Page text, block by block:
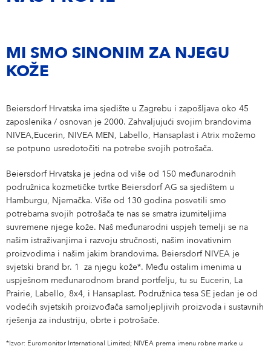
NIVEA MEN
Hansaplast
atrix
MI SMO SINONIM ZA NJEGU
KOŽE
Beiersdorf Hrvatska ima sjedište u Zagrebu i zapošljava oko 45
zaposlenika / osnovan je 2000. Zahvaljujući svojim brandovima
NIVEA,Eucerin, NIVEA MEN, Labello, Hansaplast i Atrix možemo
se potpuno usredotočiti na potrebe svojih potrošača.
Beiersdorf Hrvatska je jedna od više od 150 međunarodnih
podružnica kozmetičke tvrtke Beiersdorf AG sa sjedištem u
Hamburgu, Njemačka. Više od 130 godina posvetili smo
potrebama svojih potrošača te nas se smatra izumiteljima
suvremene njege kože. Naš međunarodni uspjeh temelji se na
našim istraživanjima i razvoju stručnosti, našim inovativnim
proizvodima i našim jakim brandovima. Beiersdorf NIVEA je
svjetski brand br. 1 za njegu kože*. Među ostalim imenima u
uspješnom međunarodnom brand portfelju, tu su Eucerin, La
Prairie, Labello, 8x4, i Hansaplast. Podružnica tesa SE jedan je od
vodećih svjetskih proizvođača samoljepljivih proizvoda i sustavnih
rješenja za industriju, obrte i potrošače.
*Izvor: Euromonitor International Limited; NIVEA prema imenu robne marke u